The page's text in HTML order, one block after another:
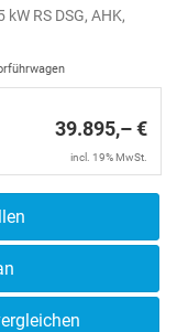
kW RS DSG, AHK,
39.895,– €
incl. 19% MwSt.